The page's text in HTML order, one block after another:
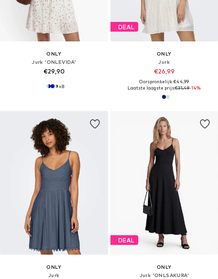
ONLY
Jurk 'ONLEVIDA'
€29,90
+8
DEAL
ONLY
Jurk
€26,99
Oorspronkelijk: €44,99
Laatste laagste prijs:€31,49-14%
ONLY
Jurk
DEAL
ONLY
Jurk 'ONLSAKURA'